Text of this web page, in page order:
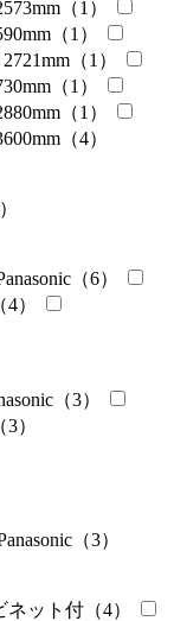
（1）
（1）
2721mm（1）
（1）
（1）
（4）
（6）
）
（3）
）
（3）
ネット付（4）